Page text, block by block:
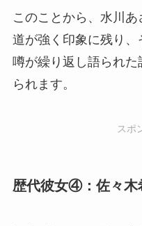
このことから、水川
道が強く印象に残り
噂が繰り返し語られた
られます。
スポ
歴代彼女④：佐々木